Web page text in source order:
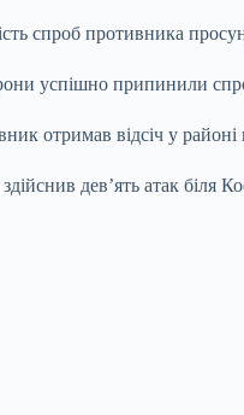
спроб противника
успішно припинили
отримав відсіч у
дев’ять атак біля